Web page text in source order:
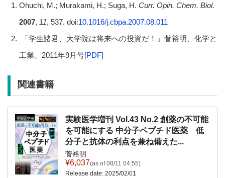
Ohuchi, M.; Murakami, H.; Suga, H. Curr. Opin. Chem. Biol.
2007, 11, 537. doi:10.1016/j.cbpa.2007.08.011
「学生諸君、大学院は将来への投資だ！」菅裕明、化学と
工業、2011年9月号[PDF]
関連書籍
実験医学増刊 Vol.43 No.2 創薬の不可能
を可能にする 中分子ペプチド医薬 低
分子と抗体の利点を兼ね備えた...
菅裕明
¥6,037(as of 08/11 04:55)
Release date: 2025/02/01